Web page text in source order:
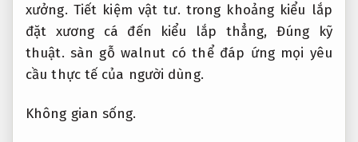
xưởng. Tiết kiệm vật tư. trong khoảng kiểu lắp
đặt xương cá đến kiểu lắp thẳng, Đúng kỹ
thuật. sàn gỗ walnut có thể đáp ứng mọi yêu
cầu thực tế của người dùng.
Không gian sống.